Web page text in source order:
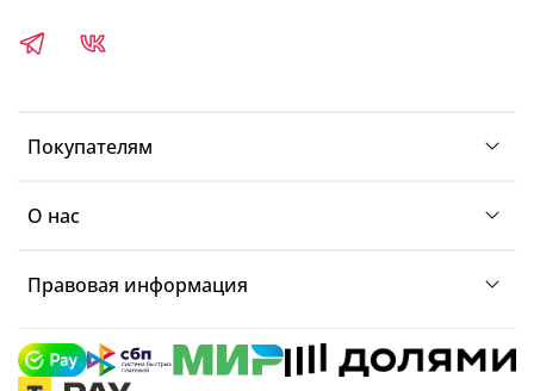
Покупателям
О нас
Правовая информация